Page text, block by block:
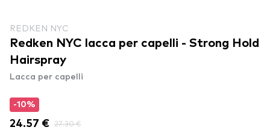
REDKEN NYC
Redken NYC lacca per capelli - Strong Hold
Hairspray
Lacca per capelli
-10%
24.57 € 27.30 €